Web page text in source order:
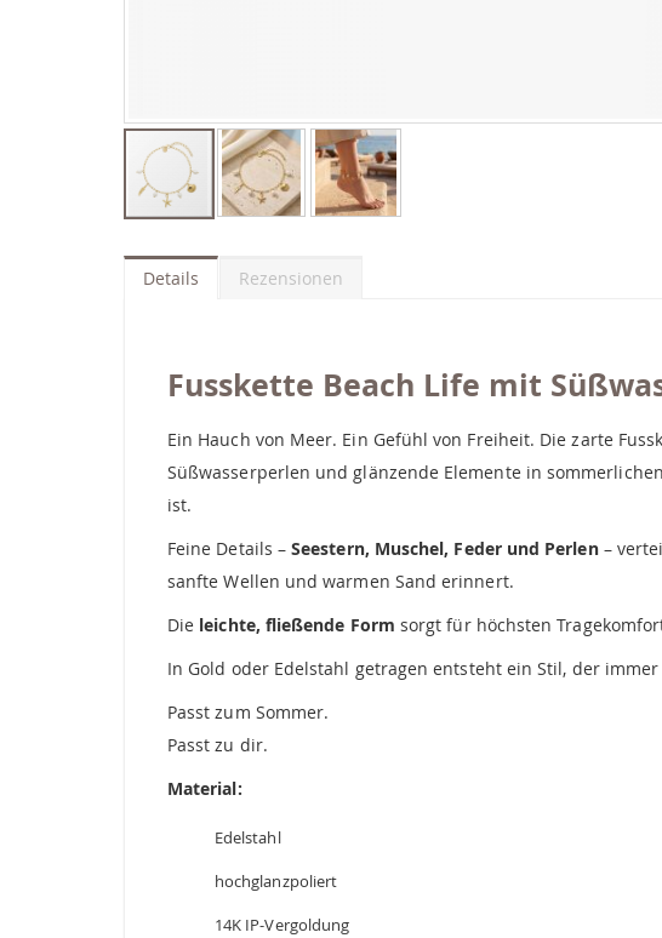
Anfang
derDetails
Fusskette Beach Life mit
Ein Hauch von Meer. Ein Gefühl von Freiheit. Die zarte
Süßwasserperlen und glänzende Elemente in
ist.
Feine Details –Seestern, Muschel, Feder und Perlen–
sanfte Wellen und warmen Sand erinnert.
Die leichte, fließende Form sorgt für höchsten
In Gold oder Edelstahl getragen entsteht ein Stil, der
Passt zum Sommer.
Passt zu dir.
Material:
Edelstahl
hochglanzpoliert
14K IP-Vergoldung
Rezensionen